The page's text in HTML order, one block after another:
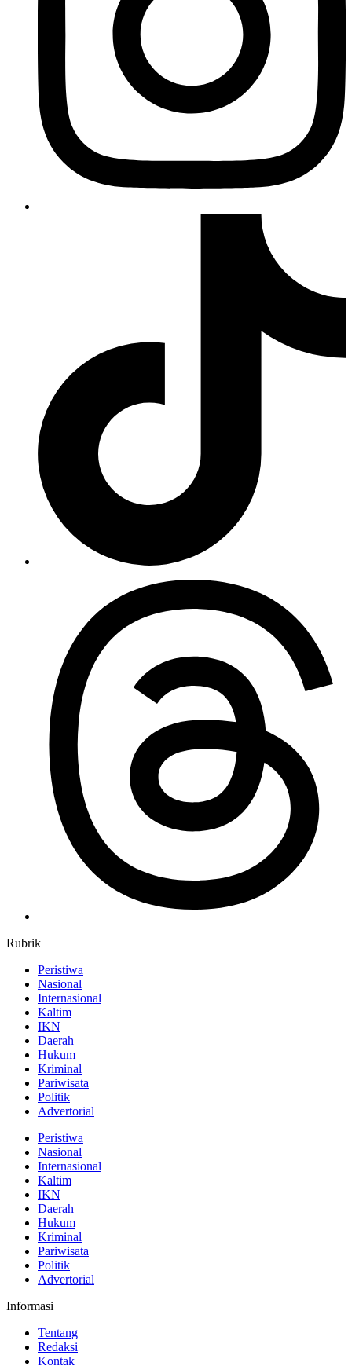
Rubrik
Peristiwa
Nasional
Internasional
Kaltim
IKN
Daerah
Hukum
Kriminal
Pariwisata
Politik
Advertorial
Peristiwa
Nasional
Internasional
Kaltim
IKN
Daerah
Hukum
Kriminal
Pariwisata
Politik
Advertorial
Informasi
Tentang
Redaksi
Kontak